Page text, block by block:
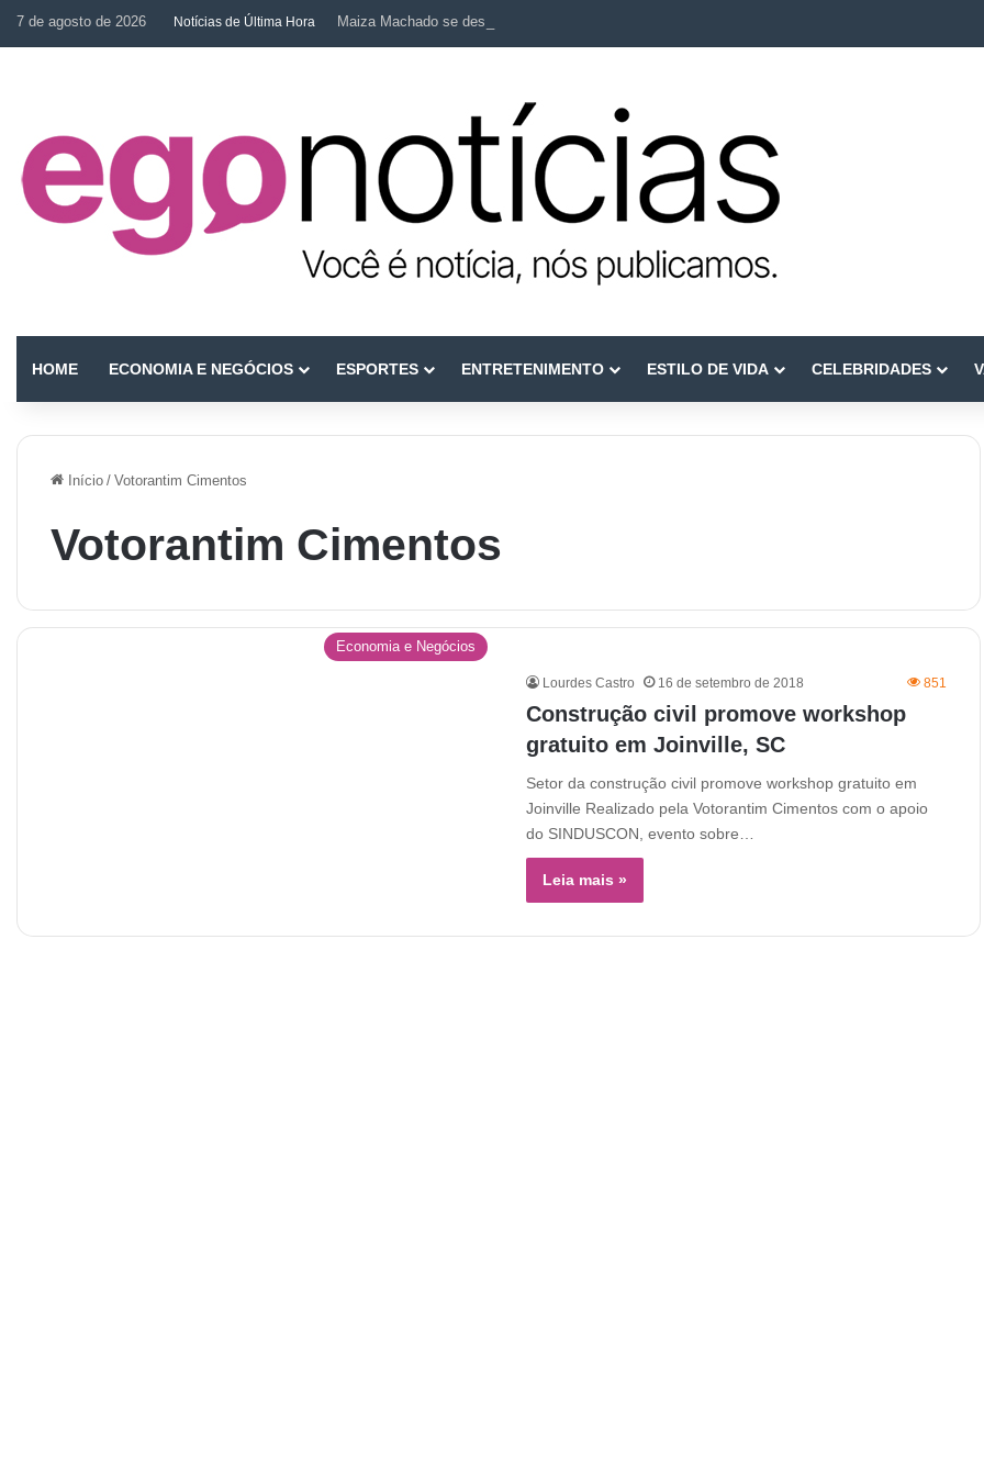
7 de agosto de 2026 Notícias de Última Hora Maiza Machado se destaca como referência em terapia capilar e saúde do couro cabeludo
HOME ECONOMIA E NEGÓCIOS ESPORTES ENTRETENIMENTO ESTILO DE VIDA CELEBRIDADES
Início / Votorantim Cimentos
Votorantim Cimentos
Economia e Negócios
Lourdes Castro 16 de setembro de 2018 851
Construção civil promove workshop
gratuito em Joinville, SC
Setor da construção civil promove workshop gratuito em
Joinville Realizado pela Votorantim Cimentos com o apoio
do SINDUSCON, evento sobre…
Leia mais »